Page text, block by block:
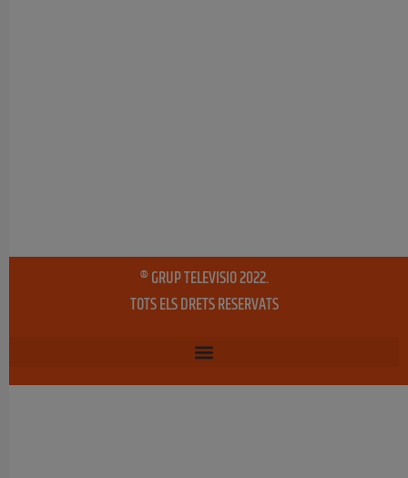
® GRUP TELEVISIO 2022.
TOTS ELS DRETS RESERVATS